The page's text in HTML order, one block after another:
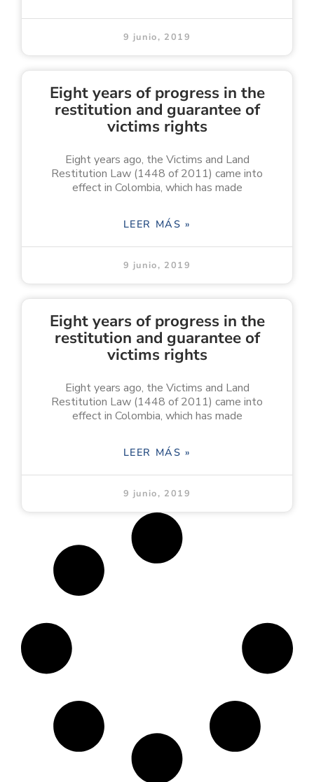
9 junio, 2019
Eight years of progress in the
restitution and guarantee of
victims rights
Eight years ago, the Victims and Land
Restitution Law (1448 of 2011) came into
effect in Colombia, which has made
LEER MÁS »
9 junio, 2019
Eight years of progress in the
restitution and guarantee of
victims rights
Eight years ago, the Victims and Land
Restitution Law (1448 of 2011) came into
effect in Colombia, which has made
LEER MÁS »
9 junio, 2019